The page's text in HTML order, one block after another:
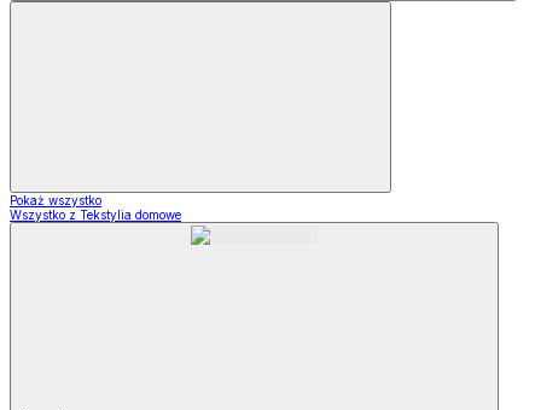
Pokaż wszystko
Wszystko z Tekstylia domowe